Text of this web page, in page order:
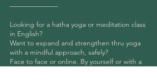
———————
Looking for a hatha yoga or meditation class
in English?
Want to expand and strengthen thru yoga
with a mindful approach, safely?
Face to face or online. By yourself or with a